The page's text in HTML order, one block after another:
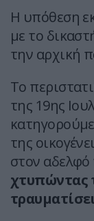
Η υπόθεση
με το
την αρχική
Το
της 19ης
της
στον αδελφό
χτυπώντας